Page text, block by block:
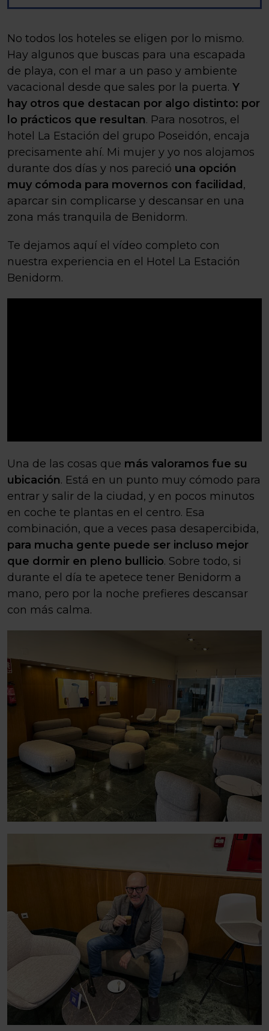
No todos los hoteles se eligen por lo mismo.
Hay algunos que buscas para una escapada
de playa, con el mar a un paso y ambiente
vacacional desde que sales por la puerta. Y
hay otros que destacan por algo distinto: por
lo prácticos que resultan. Para nosotros, el
hotel La Estación del grupo Poseidón, encaja
precisamente ahí. Mi mujer y yo nos alojamos
durante dos días y nos pareció una opción
muy cómoda para movernos con facilidad ,
aparcar sin complicarse y descansar en una
zona más tranquila de Benidorm.
Te dejamos aquí el vídeo completo con
nuestra experiencia en el Hotel La Estación
Benidorm.
Una de las cosas que más valoramos fue su
ubicación. Está en un punto muy cómodo para
entrar y salir de la ciudad, y en pocos minutos
en coche te plantas en el centro. Esa
combinación, que a veces pasa desapercibida,
para mucha gente puede ser incluso mejor
que dormir en pleno bullicio. Sobre todo, si
durante el día te apetece tener Benidorm a
mano, pero por la noche prefieres descansar
con más calma.